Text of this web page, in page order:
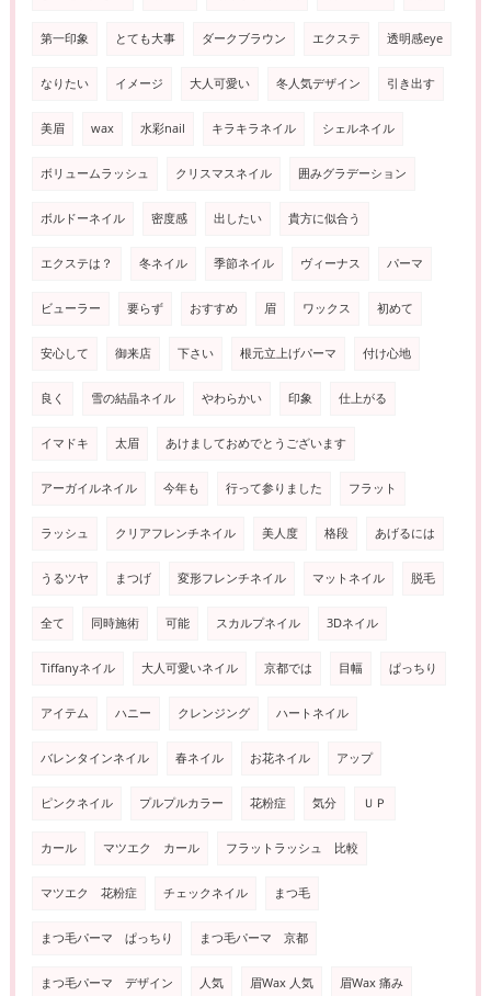
第一印象 とても大事 ダークブラウン エクステ 透明感eye
なりたい イメージ 大人可愛い 冬人気デザイン 引き出す
美眉 wax 水彩nail キラキラネイル シェルネイル
ボリュームラッシュ クリスマスネイル 囲みグラデーション
ボルドーネイル 密度感 出したい 貴方に似合う
エクステは？ 冬ネイル 季節ネイル ヴィーナス パーマ
ビューラー 要らず おすすめ 眉 ワックス 初めて
安心して 御来店 下さい 根元立上げパーマ 付け心地
良く 雪の結晶ネイル やわらかい 印象 仕上がる
イマドキ 太眉 あけましておめでとうございます
アーガイルネイル 今年も 行って参りました フラット
ラッシュ クリアフレンチネイル 美人度 格段 あげるには
うるツヤ まつげ 変形フレンチネイル マットネイル 脱毛
全て 同時施術 可能 スカルプネイル 3Dネイル
Tiffanyネイル 大人可愛いネイル 京都では 目幅 ぱっちり
アイテム ハニー クレンジング ハートネイル
バレンタインネイル 春ネイル お花ネイル アップ
ピンクネイル プルプルカラー 花粉症 気分 ＵＰ
カール マツエク カール フラットラッシュ 比較
マツエク 花粉症 チェックネイル まつ毛
まつ毛パーマ ぱっちり まつ毛パーマ 京都
まつ毛パーマ デザイン 人気 眉Wax 人気 眉Wax 痛み